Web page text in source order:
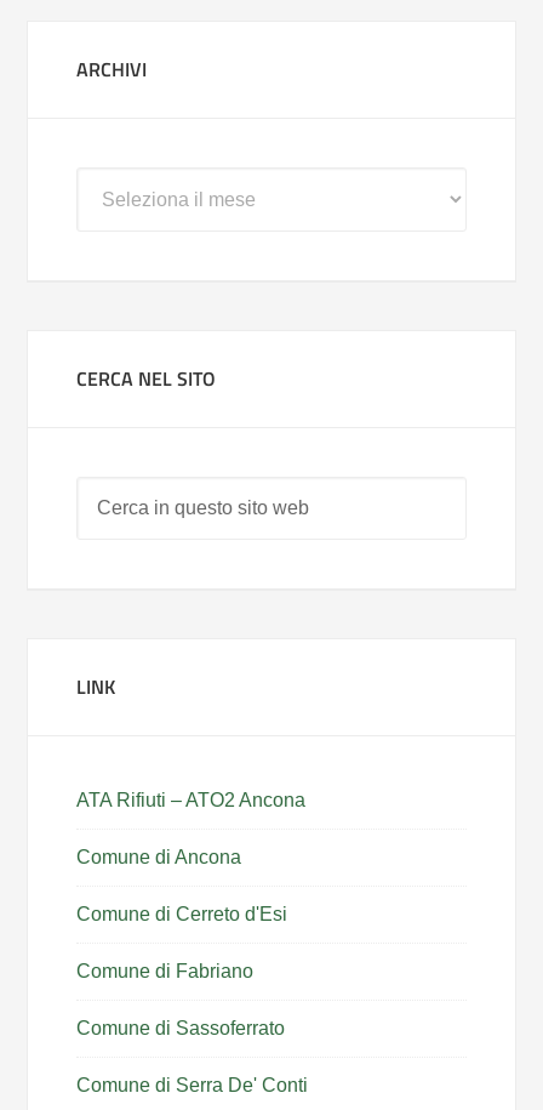
ARCHIVI
CERCA NEL SITO
LINK
ATA Rifiuti – ATO2 Ancona
Comune di Ancona
Comune di Cerreto d'Esi
Comune di Fabriano
Comune di Sassoferrato
Comune di Serra De' Conti